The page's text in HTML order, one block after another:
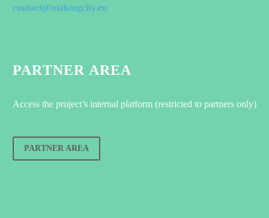
contact@makingcity.eu
PARTNER AREA
Access the project’s internal platform (restricted to partners only)
PARTNER AREA